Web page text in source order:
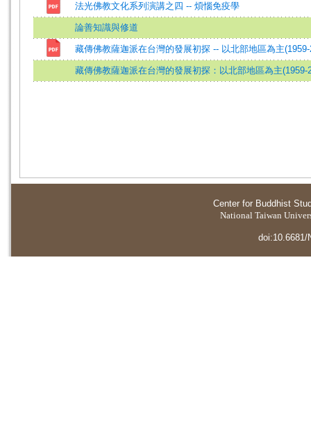
法光佛教文化系列演講之四 -- 煩惱免疫學
論善知識與修道
藏傳佛教薩迦派在台灣的發展初探 -- 以北部地區為主(1959-
藏傳佛教薩迦派在台灣的發展初探：以北部地區為主(1959-
Center for Buddhist
National Taiwan
doi:10.6681/